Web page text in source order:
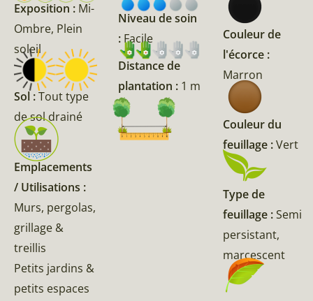
Exposition : Mi-
Ombre, Plein
soleil
Sol :Tout type
de sol drainé
Emplacements
/ Utilisations :
Murs, pergolas,
grillage &
treillis
Petits jardins &
petits espaces
Niveau de soin
: Facile
Distance de
plantation : 1 m
Couleur de
l'écorce :
Marron
Couleur du
feuillage :Vert
Type de
feuillage :Semi
persistant,
marcescent